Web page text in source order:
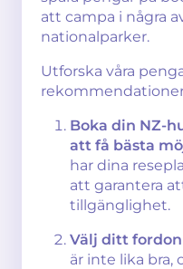
att campa i några
nationalparker.
Utforska våra
Boka din NZ-
att få bästa
har dina
att garantera
tillgänglighet.
Välj ditt
är inte lika bra,